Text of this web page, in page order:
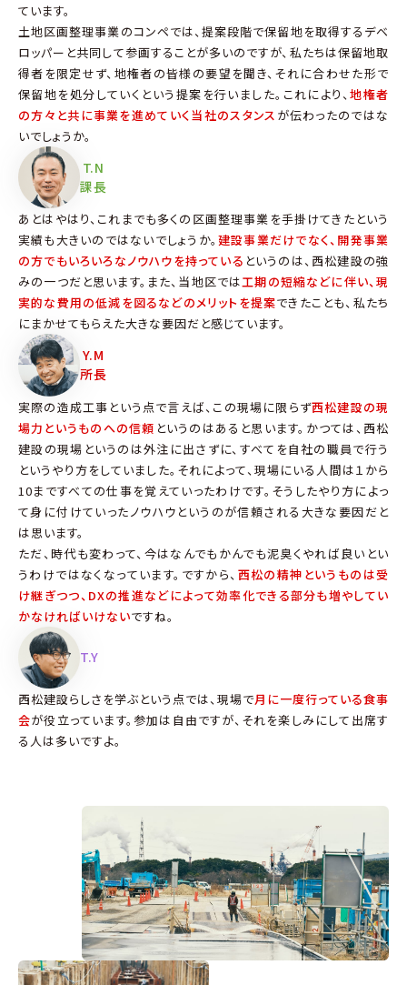
ています。
土地区画整理事業のコンペでは、提案段階で保留地を取得するデベ
ロッパーと共同して参画することが多いのですが、私たちは保留地取
得者を限定せず、地権者の皆様の要望を聞き、それに合わせた形で
保留地を処分していくという提案を行いました。これにより、地権者
の方々と共に事業を進めていく当社のスタンス が伝わったのではな
いでしょうか。
T.N
課長
あとはやはり、これまでも多くの区画整理事業を手掛けてきたという
実績も大きいのではないでしょうか。 建設事業だけでなく、開発事業
の方でもいろいろなノウハウを持っている というのは、西松建設の強
みの一つだと思います。また、当地区では工期の短縮などに伴い、現
実的な費用の低減を図るなどのメリットを提案できたことも、私たち
にまかせてもらえた大きな要因だと感じています。
Y.M
所長
実際の造成工事という点で言えば、この現場に限らず西松建設の現
場力というものへの信頼 というのはあると思います。かつては、西松
建設の現場というのは外注に出さずに、すべてを自社の職員で行う
というやり方をしていました。それによって、現場にいる人間は１から
10まですべての仕事を覚えていったわけです。そうしたやり方によっ
て身に付けていったノウハウというのが信頼される大きな要因だと
は思います。
ただ、時代も変わって、今はなんでもかんでも泥臭くやれば良いとい
うわけではなくなっています。ですから、 西松の精神というものは受
け継ぎつつ、DXの推進などによって効率化できる部分も増やしてい
かなければいけないですね。
T.Y
西松建設らしさを学ぶという点では、現場で月に一度行っている食事
会が役立っています。参加は自由ですが、それを楽しみにして出席す
る人は多いですよ。